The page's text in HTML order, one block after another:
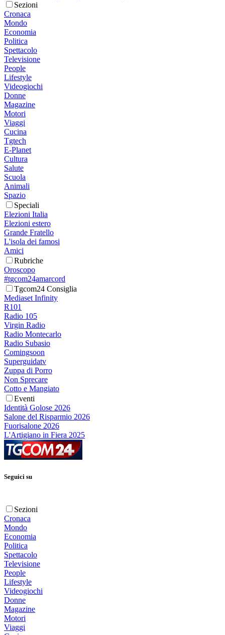
Sezioni
Cronaca
Mondo
Economia
Politica
Spettacolo
Televisione
People
Lifestyle
Videogiochi
Donne
Magazine
Motori
Viaggi
Cucina
Tgtech
E-Planet
Cultura
Salute
Scuola
Animali
Spazio
Speciali
Elezioni Italia
Elezioni estero
Grande Fratello
L'isola dei famosi
Amici
Rubriche
Oroscopo
#tgcom24amarcord
Tgcom24 Consiglia
Mediaset Infinity
R101
Radio 105
Virgin Radio
Radio Montecarlo
Radio Subasio
Comingsoon
Superguidatv
Zuppa di Porro
Non Sprecare
Cotto e Mangiato
Eventi
Identità Golose 2026
Salone del Risparmio 2026
Fuorisalone 2026
L'Artigiano in Fiera 2025
Seguici su
Sezioni
Cronaca
Mondo
Economia
Politica
Spettacolo
Televisione
People
Lifestyle
Videogiochi
Donne
Magazine
Motori
Viaggi